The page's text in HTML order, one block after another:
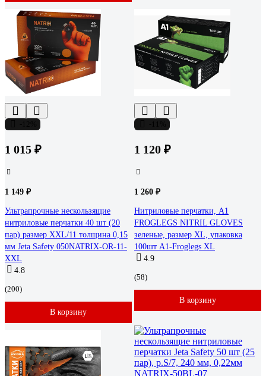
1 015 ₽
1 149 ₽
Ультрапрочные нескользящие
нитриловые перчатки 40 шт (20
пар) размер XXL/11 толщина 0,15
мм Jeta Safety 050NATRIX-OR-11-
XXL
4.8
(200)
В корзину
1 120 ₽
1 260 ₽
Нитриловые перчатки, A1
FROGLEGS NITRIL GLOVES
зеленые, размер XL, упаковка
100шт A1-Froglegs XL
4.9
(58)
В корзину